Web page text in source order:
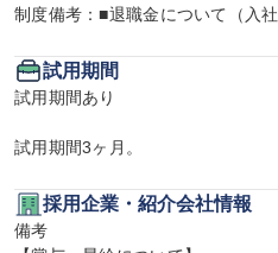
制度備考：■退職金について（入
試用期間
試用期間あり
試用期間3ヶ月。
採用企業・紹介会社情報
備考